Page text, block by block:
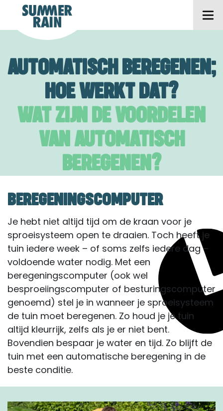
AUTOMATISCH BEREGENEN;
HOE WERKT DAT?
WAT ZIJN DE VOORDELEN
VAN AUTOMATISCH
BEREGENEN?
BEREGENINGSCOMPUTER
Je hebt niet altijd tijd om de kraan voor je
sproeisysteem open te draaien. Toch heeft je
tuin iedere week – of soms zelfs iedere dag –
voldoende water nodig. Met een
beregeningscomputer (ook wel
besproeiingscomputer of besturingscomputer
genoemd) stel je in wanneer je sproeisysteem
de tuin moet beregenen. Zo houd je je tuin
altijd kleurrijk, zelfs als je er niet bent.
Bovendien bespaar je water en tijd. Zo blijft de
tuin met een automatische beregening in de
beste conditie.